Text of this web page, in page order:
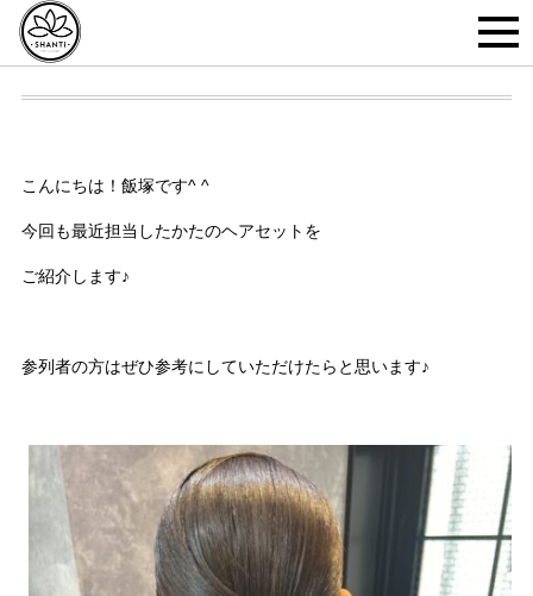
こんにちは！飯塚です^ ^
今回も最近担当したかたのヘアセットを
ご紹介します♪
参列者の方はぜひ参考にしていただけたらと思います♪